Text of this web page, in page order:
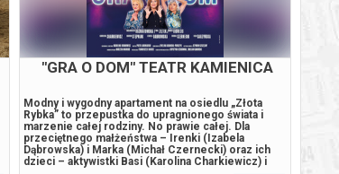
"GRA O DOM" TEATR KAMIENICA
Modny i wygodny apartament na osiedlu „Złota
Rybka” to przepustka do upragnionego świata i
marzenie całej rodziny. No prawie całej. Dla
przeciętnego małżeństwa – Irenki (Izabela
Dąbrowska) i Marka (Michał Czernecki) oraz ich
dzieci – aktywistki Basi (Karolina Charkiewicz) i